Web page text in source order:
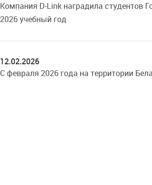
Компания D-Link наградила студентов
2026 учебный год
12.02.2026
C февраля 2026 года на территории